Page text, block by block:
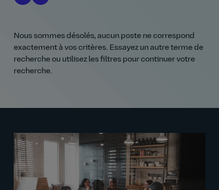
Nous sommes désolés, aucun poste ne correspond
exactement à vos critères. Essayez un autre terme de
recherche ou utilisez les filtres pour continuer votre
recherche.